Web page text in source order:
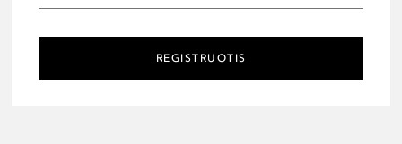
REGISTRUOTIS